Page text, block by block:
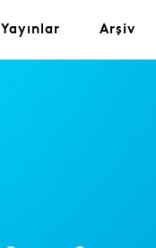
Yayınlar Arşiv